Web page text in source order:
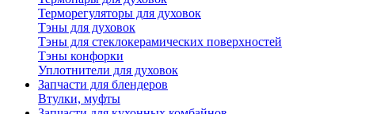
Терморегуляторы для духовок
Тэны для духовок
Тэны для стеклокерамических поверхностей
Тэны конфорки
Уплотнители для духовок
Запчасти для блендеров
Втулки, муфты